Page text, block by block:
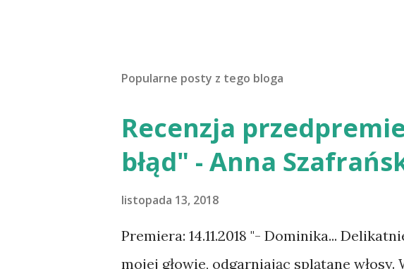
Popularne posty z tego bloga
Recenzja
błąd" - Anna
listopada 13, 2018
Premiera: 14.11.2018 "- Dominika...
mojej głowie, odgarniając splątane włosy.